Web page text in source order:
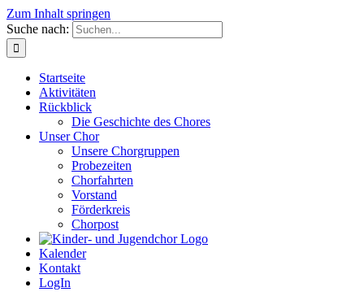
Zum Inhalt springen
Suche nach:
Startseite
Aktivitäten
Rückblick
Die Geschichte des Chores
Unser Chor
Unsere Chorgruppen
Probezeiten
Chorfahrten
Vorstand
Förderkreis
Chorpost
Kalender
Kontakt
LogIn